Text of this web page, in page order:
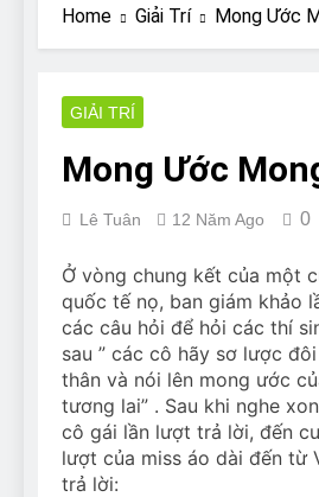
Why Do
Do Bulldogs
How to Stop
7 Năm Ago
Bulldogs Can
7 Năm Ago
Bulldog Anal
and How to
7 Năm Ago
Can
Distances?
7 Năm Ago
Home Giải Trí Mong Ước
GIẢI TRÍ
Mong Ước
Lê Tuân 12 Năm Ago 0
Ở vòng chung kết của một
quốc tế nọ, ban giám khảo
các câu hỏi để hỏi các thí
sau ” các cô hãy sơ lược
thân và nói lên mong ước
tương lai” . Sau khi nghe
cô gái lần lượt trả lời, đến
lượt của miss áo dài đến từ
trả lời: